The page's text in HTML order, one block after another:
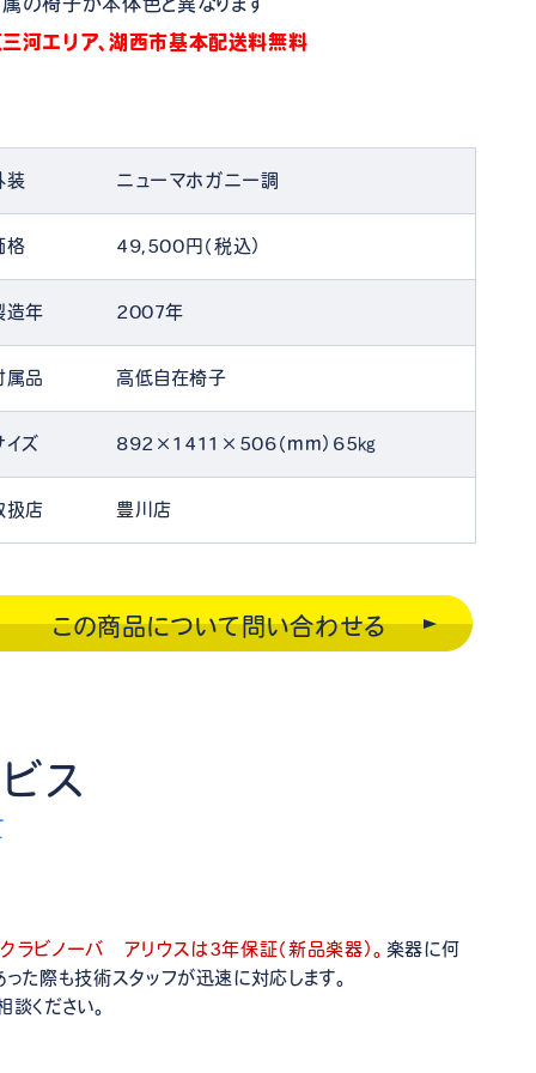
河エリア、湖西市基本配送料無料
装 ニューマホガニー調
格 49,500円（税込）
造年 2007年
属品 高低自在椅子
イズ 892×1411×506（mm）65㎏
扱店 豊川店
この商品について問い合わせる
ス
ビノーバ アリウスは3年保証（新品楽器）。 楽器に何
た際も技術スタッフが迅速に対応します。
ください。